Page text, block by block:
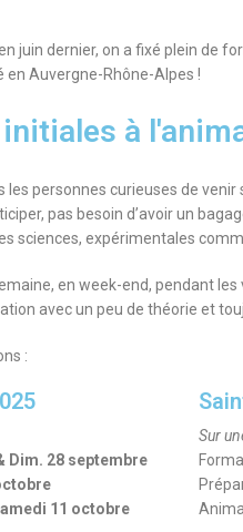
juin dernier, on a fixé plein de
en Auvergne-Rhône-Alpes !
à
les personnes curieuses de
pas besoin d’avoir un
sciences, expérimentales
en week-end, pendant
avec un peu de théorie et
:
Dim. 28 septembre
11 octobre
Sur